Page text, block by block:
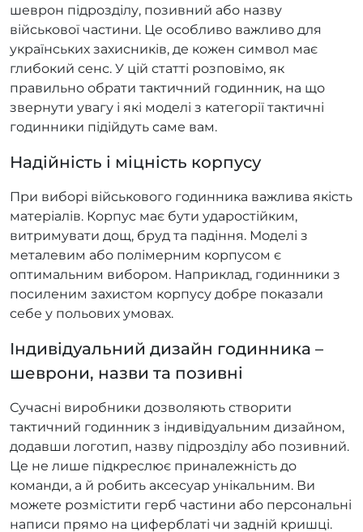
шеврон підрозділу, позивний або назву
військової частини. Це особливо важливо для
українських захисників, де кожен символ має
глибокий сенс. У цій статті розповімо, як
правильно обрати тактичний годинник, на що
звернути увагу і які моделі з категорії тактичні
годинники підійдуть саме вам.
Надійність і міцність корпусу
При виборі військового годинника важлива якість
матеріалів. Корпус має бути ударостійким,
витримувати дощ, бруд та падіння. Моделі з
металевим або полімерним корпусом є
оптимальним вибором. Наприклад, годинники з
посиленим захистом корпусу добре показали
себе у польових умовах.
Індивідуальний дизайн годинника –
шеврони, назви та позивні
Сучасні виробники дозволяють створити
тактичний годинник з індивідуальним дизайном,
додавши логотип, назву підрозділу або позивний.
Це не лише підкреслює приналежність до
команди, а й робить аксесуар унікальним. Ви
можете розмістити герб частини або персональні
написи прямо на циферблаті чи задній кришці.